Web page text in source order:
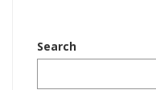
Search